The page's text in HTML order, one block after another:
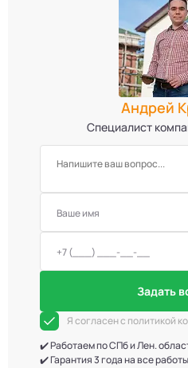
Андрей
Специалист
Задать
Я согласен с политикой
✔️ Работаем по СПб и Лен.
✔️ Гарантия 3 года на все работы